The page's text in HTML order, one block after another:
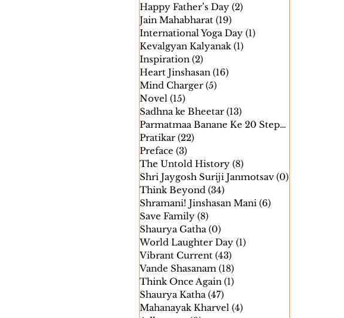
Happy Father’s Day (2)
Jain Mahabharat (19)
International Yoga Day (1)
Kevalgyan Kalyanak (1)
Inspiration (2)
Heart Jinshasan (16)
Mind Charger (5)
Novel (15)
Sadhna ke Bheetar (13)
Parmatmaa Banane Ke 20 Steps
Pratikar (22)
Preface (3)
The Untold History (8)
Shri Jaygosh Suriji Janmotsav (0)
Think Beyond (34)
Shramani! Jinshasan Mani (6)
Save Family (8)
Shaurya Gatha (0)
World Laughter Day (1)
Vibrant Current (43)
Vande Shasanam (18)
Think Once Again (1)
Shaurya Katha (47)
Mahanayak Kharvel (4)